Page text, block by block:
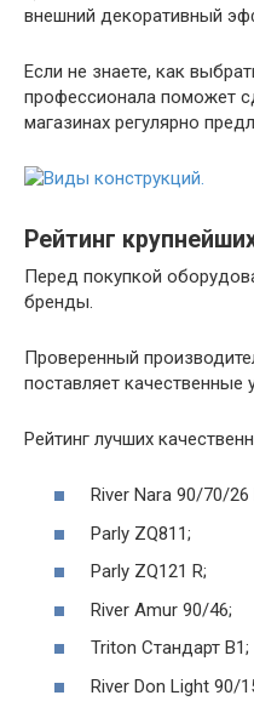
внешний декоративный
Если не знаете, как
профессионала поможет
магазинах регулярно
Рейтинг
Перед покупкой
бренды.
Проверенный
поставляет качественные
Рейтинг лучших
River Nara 90/70/26
Parly ZQ811;
Parly ZQ121 R;
River Amur 90/46;
Triton Стандарт В1;
River Don Light 90/